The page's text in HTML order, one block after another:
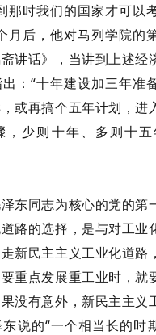
那时我们的国家才可以
月后，他对马列学院的
讲话》，当讲到上述经
：“十年建设加三年准
或再搞个五年计划，进
，少则十年、多则十
东同志为核心的党的第
路的选择，是与对工业
新民主主义工业化道路
重点发展重工业时，就
没有意外，新民主主义
说的“一个相当长的时